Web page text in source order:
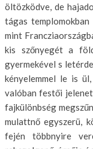
öltözködve, de
tágas templomokban
mint
kis sző­nyegét a
gyermekével s
kényelemmel le is
valóban festői
fajkülönbség
mulattnő egyszerü,
fején többnyire